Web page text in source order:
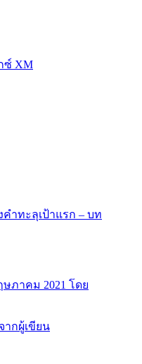
ซ์ XM
ำทะลุเป้าแรก – บท
ษภาคม 2021 โดย
ากผู้เขียน